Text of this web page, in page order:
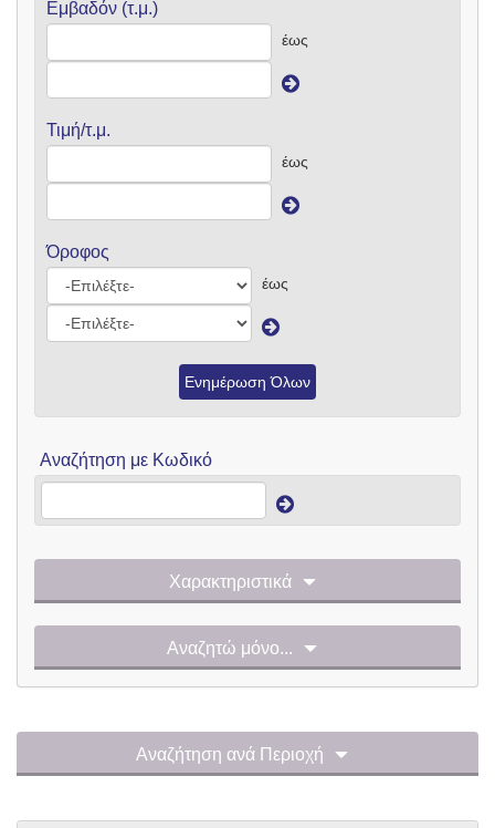
Εμβαδόν (τ.μ.)
έως
Τιμή/τ.μ.
έως
Όροφος
έως
Ενημέρωση Όλων
Αναζήτηση με Κωδικό
Χαρακτηριστικά
Αναζητώ μόνο...
Αναζήτηση ανά Περιοχή